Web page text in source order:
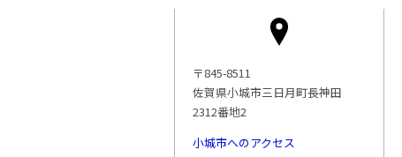
〒845-8511
佐賀県小城市三日月町長神田
2312番地2
小城市へのアクセス